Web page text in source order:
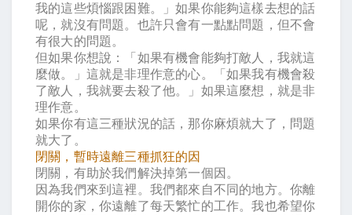
我的這些煩惱跟困難。」如果你能夠這樣去想的話
呢，就沒有問題。也許只會有一點點問題，但不會
有很大的問題。
但如果你想說：「如果有機會能夠打敵人，我就這
麼做。」這就是非理作意的心。「如果我有機會殺
了敵人，我就要去殺了他。」如果這麼想，就是非
理作意。
如果你有這三種狀況的話，那你麻煩就大了，問題
就大了。
閉關，暫時遠離三種抓狂的因
閉關，有助於我們解決掉第一個因。
因為我們來到這裡。我們都來自不同的地方。你離
開你的家，你遠離了每天繁忙的工作。我也希望你